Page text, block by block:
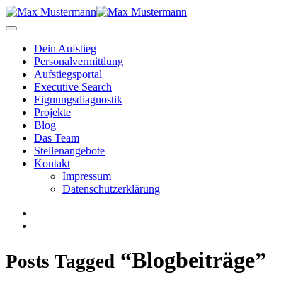
Dein Aufstieg
Personal­vermittlung
Aufstiegsportal
Executive Search
Eignungs­diagnostik
Projekte
Blog
Das Team
Stellenangebote
Kontakt
Impressum
Datenschutzerklärung
Posts Tagged “Blogbeiträge”